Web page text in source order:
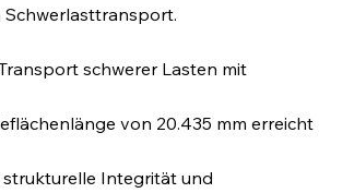
Schwerlasttransport.​
schwerer Lasten mit
von 20.435 mm erreicht
strukturelle Integrität und